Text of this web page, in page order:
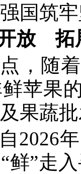
国筑
放 拓
，随
苹果
果蔬
2026
鲜”走